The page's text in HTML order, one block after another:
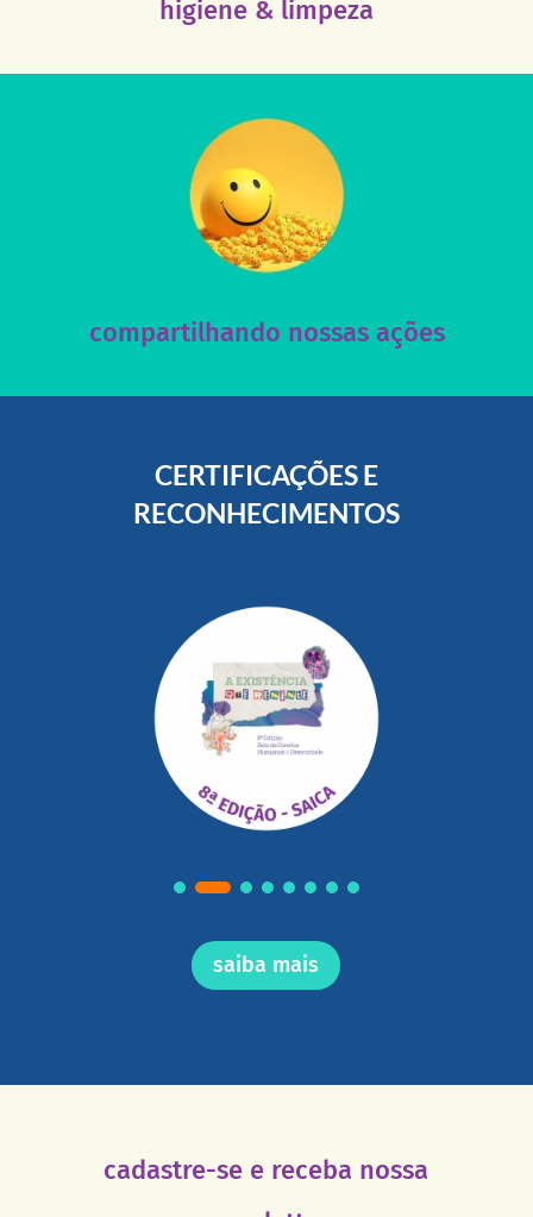
higiene & limpeza
compartilhando nossas ações
Acesse nossas redes sociais e nos ajude compartilhando
nossos posts e nosso site!
acesse nosso instagram
CERTIFICAÇÕES E
RECONHECIMENTOS
saiba mais
cadastre-se e receba nossa